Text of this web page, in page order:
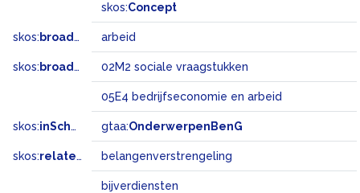
skos:Concept
skos: broader arbeid
skos: broadMatch 02M2 sociale vraagstukken
05E4 bedrijfseconomie en arbeid
skos:inScheme gtaa:OnderwerpenBenG
skos:related belangenverstrengeling
bijverdiensten